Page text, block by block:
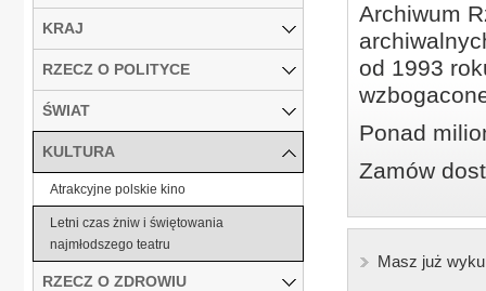
Archiwum
od 1993
Ponad
Zamów
Masz już
KRAJ
RZECZ O POLITYCE
ŚWIAT
KULTURA
Atrakcyjne polskie kino
Letni czas żniw i świętowania
najmłodszego teatru
RZECZ O ZDROWIU